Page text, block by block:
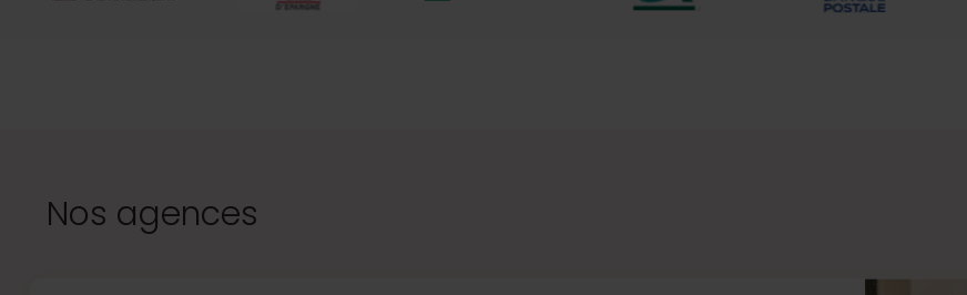
Nos agences